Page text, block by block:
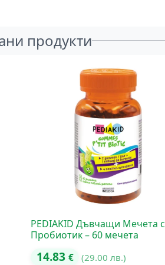
продукти
PEDIAKID Дъвчащи Мечета с
Пробиотик – 60 мечета
14.83 € (29.00 лв.)